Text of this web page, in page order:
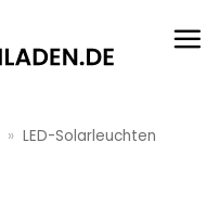
» LED-Solarleuchten